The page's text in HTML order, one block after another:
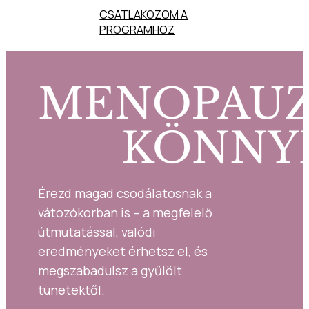
CSATLAKOZOM A
PROGRAMHOZ
Érezd magad csodálatosnak a
vátozókorban is – a megfelelő
útmutatással, valódi
eredményeket érhetsz el, és
megszabadulsz a gyűlölt
tünetektől.